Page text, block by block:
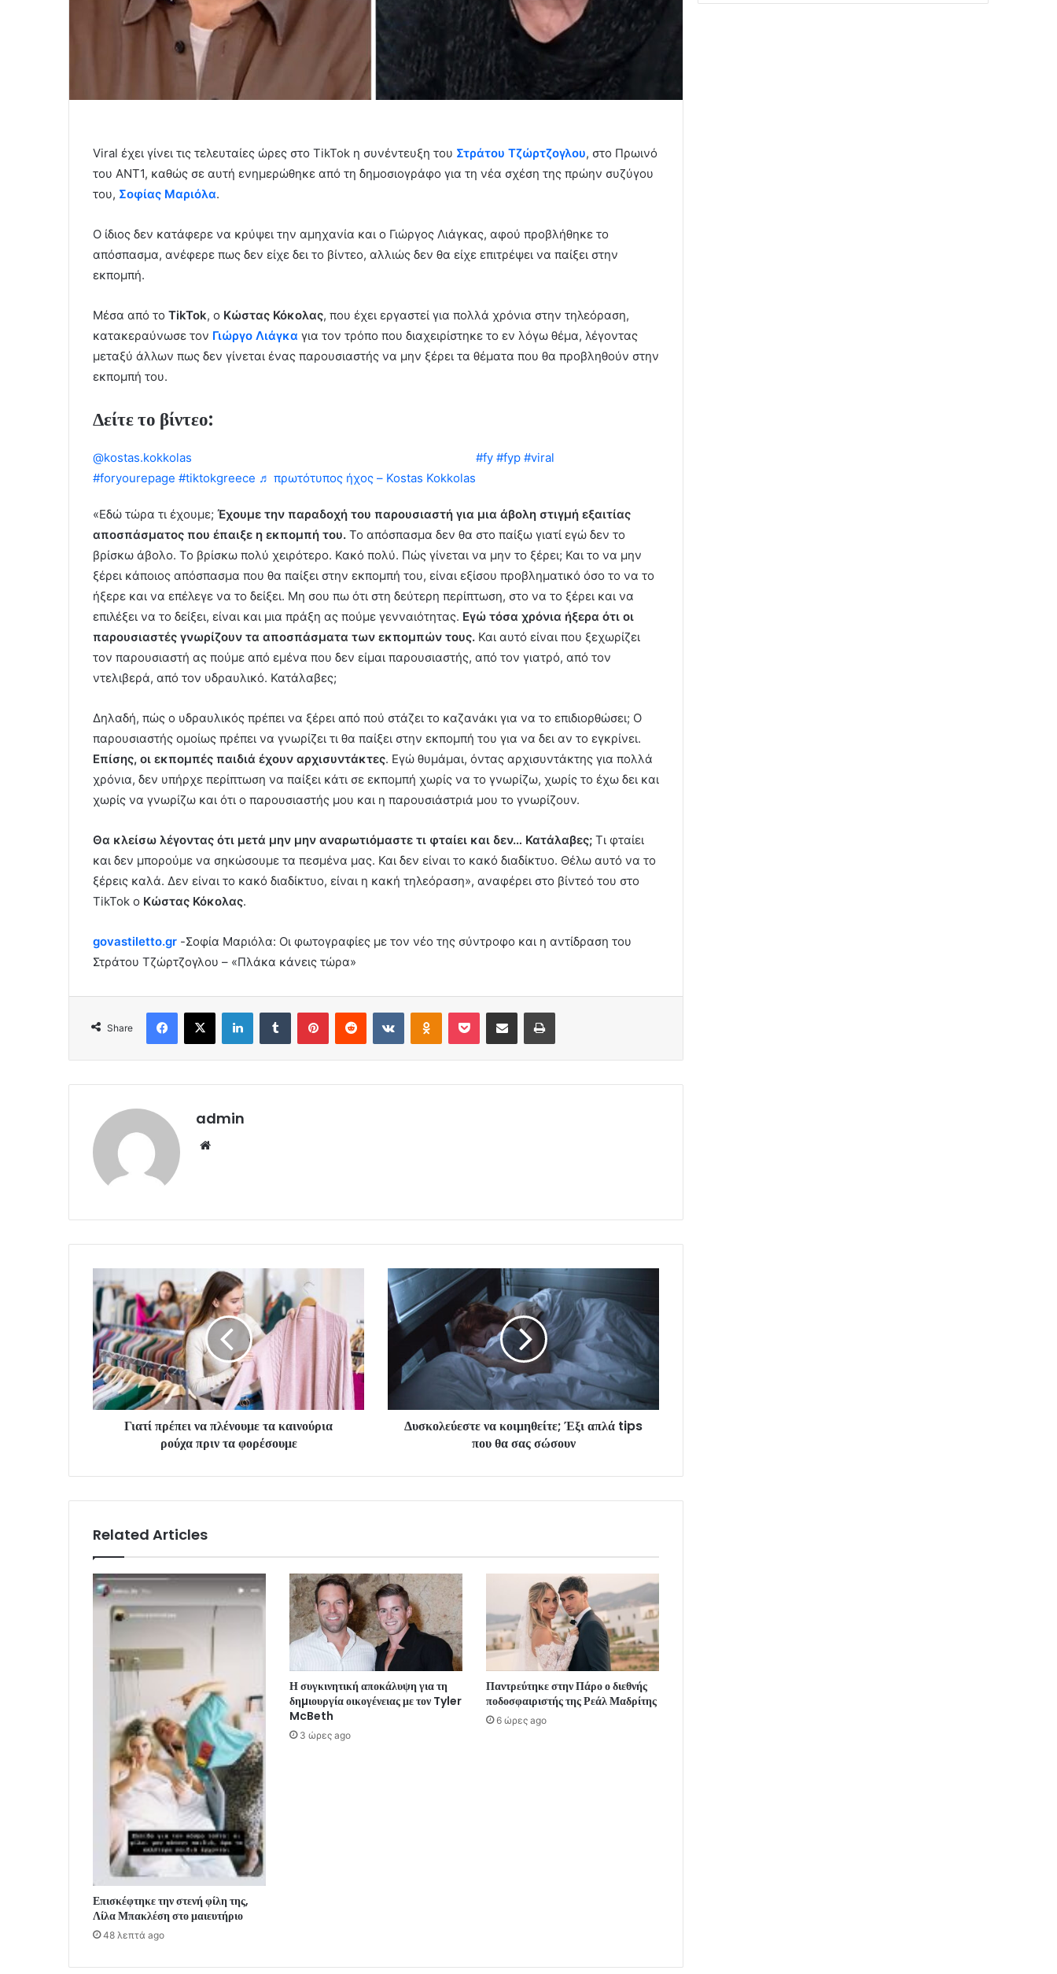
Viral έχει γίνει τις τελευταίες ώρες στο TikTok η συνέντευξη του Στράτου Τζώρτζογλου, στο Πρωινό
του ΑΝΤ1, καθώς σε αυτή ενημερώθηκε από τη δημοσιογράφο για τη νέα σχέση της πρώην συζύγου
του, Σοφίας Μαριόλα.
Ο ίδιος δεν κατάφερε να κρύψει την αμηχανία και ο Γιώργος Λιάγκας, αφού προβλήθηκε το
απόσπασμα, ανέφερε πως δεν είχε δει το βίντεο, αλλιώς δεν θα είχε επιτρέψει να παίξει στην
εκπομπή.
Μέσα από το TikTok, ο Κώστας Κόκολας, που έχει εργαστεί για πολλά χρόνια στην τηλεόραση,
κατακεραύνωσε τον Γιώργο Λιάγκα για τον τρόπο που διαχειρίστηκε το εν λόγω θέμα, λέγοντας
μεταξύ άλλων πως δεν γίνεται ένας παρουσιαστής να μην ξέρει τα θέματα που θα προβληθούν στην
εκπομπή του.
Δείτε το βίντεο:
@kostas.kokkolas #fy #fyp #viral
#foryourepage #tiktokgreece ♬ πρωτότυπος ήχος – Kostas Kokkolas
«Εδώ τώρα τι έχουμε; Έχουμε την παραδοχή του παρουσιαστή για μια άβολη στιγμή εξαιτίας
αποσπάσματος που έπαιξε η εκπομπή του. Το απόσπασμα δεν θα στο παίξω γιατί εγώ δεν το
βρίσκω άβολο. Το βρίσκω πολύ χειρότερο. Κακό πολύ. Πώς γίνεται να μην το ξέρει; Και το να μην
ξέρει κάποιος απόσπασμα που θα παίξει στην εκπομπή του, είναι εξίσου προβληματικό όσο το να το
ήξερε και να επέλεγε να το δείξει. Μη σου πω ότι στη δεύτερη περίπτωση, στο να το ξέρει και να
επιλέξει να το δείξει, είναι και μια πράξη ας πούμε γενναιότητας. Εγώ τόσα χρόνια ήξερα ότι οι
παρουσιαστές γνωρίζουν τα αποσπάσματα των εκπομπών τους. Και αυτό είναι που ξεχωρίζει
τον παρουσιαστή ας πούμε από εμένα που δεν είμαι παρουσιαστής, από τον γιατρό, από τον
ντελιβερά, από τον υδραυλικό. Κατάλαβες;
Δηλαδή, πώς ο υδραυλικός πρέπει να ξέρει από πού στάζει το καζανάκι για να το επιδιορθώσει; Ο
παρουσιαστής ομοίως πρέπει να γνωρίζει τι θα παίξει στην εκπομπή του για να δει αν το εγκρίνει.
Επίσης, οι εκπομπές παιδιά έχουν αρχισυντάκτες. Εγώ θυμάμαι, όντας αρχισυντάκτης για πολλά
χρόνια, δεν υπήρχε περίπτωση να παίξει κάτι σε εκπομπή χωρίς να το γνωρίζω, χωρίς το έχω δει και
χωρίς να γνωρίζω και ότι ο παρουσιαστής μου και η παρουσιάστριά μου το γνωρίζουν.
Θα κλείσω λέγοντας ότι μετά μην μην αναρωτιόμαστε τι φταίει και δεν… Κατάλαβες; Τι φταίει
και δεν μπορούμε να σηκώσουμε τα πεσμένα μας. Και δεν είναι το κακό διαδίκτυο. Θέλω αυτό να το
ξέρεις καλά. Δεν είναι το κακό διαδίκτυο, είναι η κακή τηλεόραση», αναφέρει στο βίντεό του στο
TikTok ο Κώστας Κόκολας.
govastiletto.gr -Σοφία Μαριόλα: Οι φωτογραφίες με τον νέο της σύντροφο και η αντίδραση του
Στράτου Τζώρτζογλου – «Πλάκα κάνεις τώρα»
Share
Facebook
X LinkedInTumblr PinterestReddit VKontakteOdnoklassniki
Pocket Share via Email Print
admin
Γιατί πρέπει να πλένουμε τα καινούρια
ρούχα πριν τα φορέσουμε
Δυσκολεύεστε να κοιμηθείτε; Έξι απλά tips
που θα σας σώσουν
Related Articles
Επισκέφτηκε την στενή φίλη της,
Λίλα Μπακλέση στο μαιευτήριο
48 λεπτά ago
Η συγκινητική αποκάλυψη για τη
δηµιουργία οικογένειας με τον Tyler
McBeth
3 ώρες ago
Παντρεύτηκε στην Πάρο ο διεθνής
ποδοσφαιριστής της Ρεάλ Μαδρίτης
6 ώρες ago